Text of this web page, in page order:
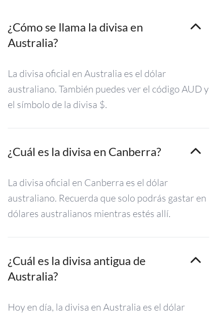
¿Cómo se llama la divisa en
Australia?
La divisa oficial en Australia es el dólar
australiano. También puedes ver el código AUD y
el símbolo de la divisa $.
¿Cuál es la divisa en Canberra?
La divisa oficial en Canberra es el dólar
australiano. Recuerda que solo podrás gastar en
dólares australianos mientras estés allí.
¿Cuál es la divisa antigua de
Australia?
Hoy en día, la divisa en Australia es el dólar